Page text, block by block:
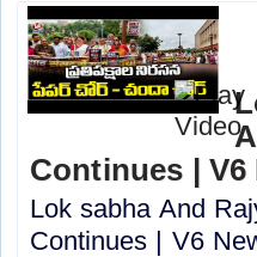
Continues | V6
Lok sabha And
Continues | V6